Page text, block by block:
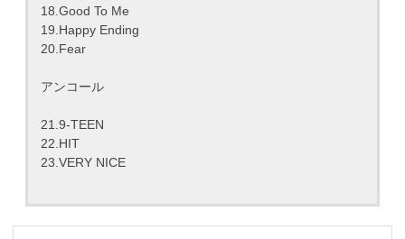
18.Good To Me
19.Happy Ending
20.Fear
アンコール
21.9-TEEN
22.HIT
23.VERY NICE